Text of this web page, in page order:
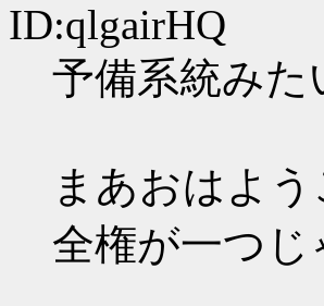
ID:qlgairHQ
予備系統みた
まあおはよ
全権が一つ